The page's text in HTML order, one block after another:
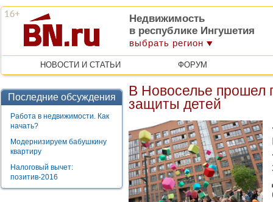
Недвижимость
в республике Ингушетия
выбрать регион
НОВОСТИ И СТАТЬИ ФОРУМ
Последние обсуждения
Работа в недвижимости. Как
начать?
Модернизируем бабушкину
квартиру
Налоговый вычет:
позитив-2016
В Новоселье прошел
защиты детей